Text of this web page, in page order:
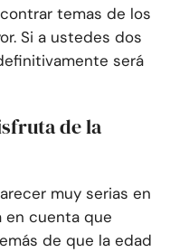
temas de los
Si a ustedes dos
será
de la
muy serias en
en cuenta que
de que la edad